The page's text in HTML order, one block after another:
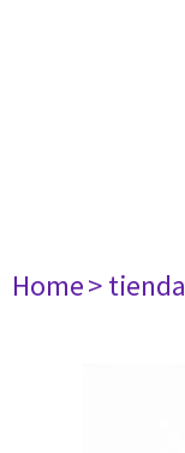
Home> tienda